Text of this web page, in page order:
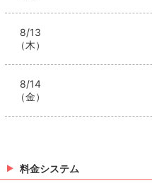
8/13
（木）
8/14
（金）
料金システム